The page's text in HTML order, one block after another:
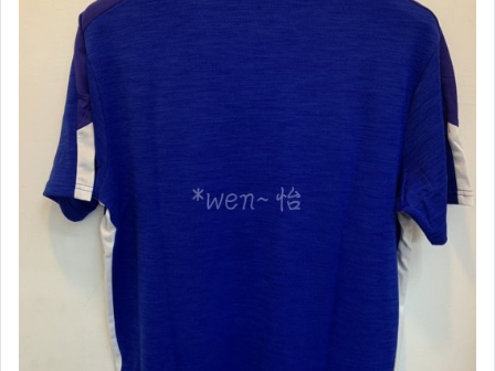
【Mizuno】女短袖上衣
【Mizuno】女長袖上衣
【Mizuno】女外套&套裝
【Mizuno】女短褲&長褲
【NIKE】服飾&配件類
【兒童】服飾專區
【兒童】鞋襪專區
【棒壘】壘球用球棒